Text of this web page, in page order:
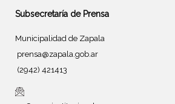
Subsecretaría de Prensa
Municipalidad de Zapala
prensa@zapala.gob.ar
(2942) 421413